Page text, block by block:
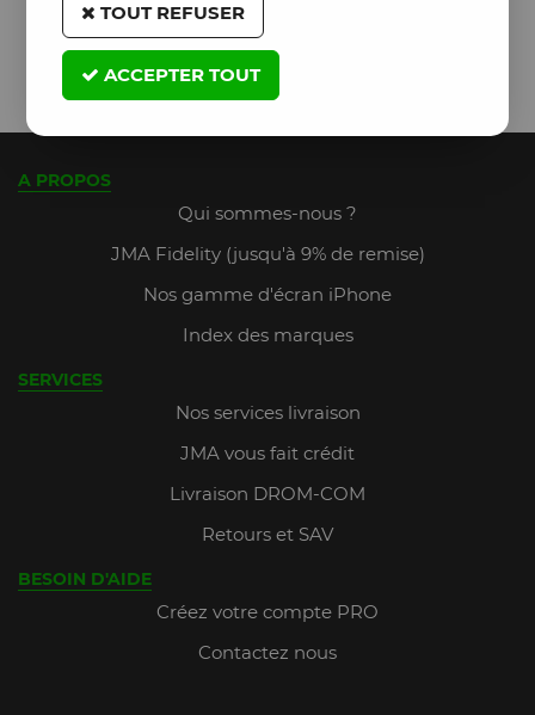
A PROPOS
Qui sommes-nous ?
JMA Fidelity (jusqu'à 9% de remise)
Nos gamme d'écran iPhone
Index des marques
SERVICES
Nos services livraison
JMA vous fait crédit
Livraison DROM-COM
Retours et SAV
BESOIN D'AIDE
Créez votre compte PRO
Contactez nous
TOUT REFUSER
ACCEPTER TOUT